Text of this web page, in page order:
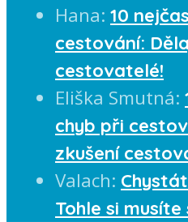
Hana: 10
cestování:
cestovatelé!
Eliška Smutná:
chyb při
zkušení
Valach:
Tohle si